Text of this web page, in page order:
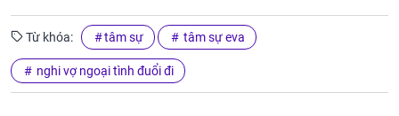
Từ khóa: tâm sự tâm sự eva
nghi vợ ngoại tình đuổi đi